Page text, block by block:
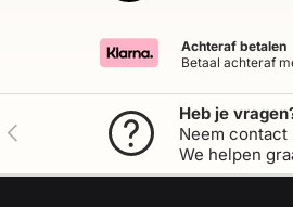
Achteraf betalen
Betaal achteraf
Vorige
Heb je
Neem contact
We helpen